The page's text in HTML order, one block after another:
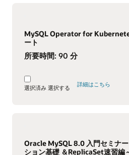
MySQL Operator for
ート
所要時間: 90 分
選択済み 選択する 詳細はこちら
Oracle MySQL 8.0 入門セミナ
ション基礎 ＆ReplicaSet速習編